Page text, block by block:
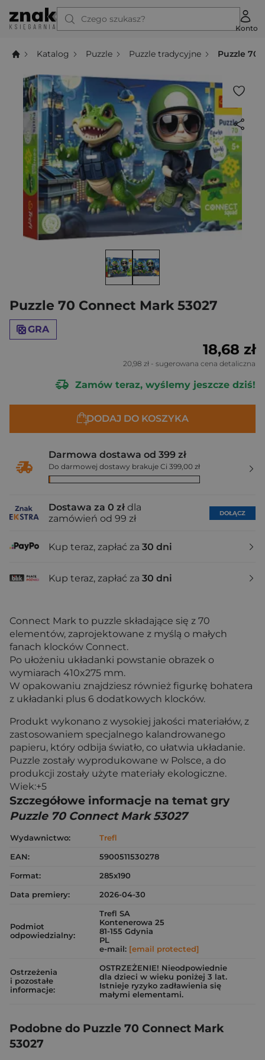
Czego szukasz?
Konto
Katalog Puzzle Puzzle tradycyjne Puzzle 70
Puzzle 70 Connect Mark 53027
GRA
18,68 zł
20,98 zł - sugerowana cena detaliczna
Zamów teraz, wyślemy jeszcze dziś!
DODAJ DO KOSZYKA
Darmowa dostawa od 399 zł
Do darmowej dostawy brakuje Ci 399,00 zł
Dostawa za 0 zł dla
zamówień od 99 zł
DOŁĄCZ
Kup teraz, zapłać za 30 dni
Kup teraz, zapłać za 30 dni
Connect Mark to puzzle składające się z 70
elementów, zaprojektowane z myślą o małych
fanach klocków Connect.
Po ułożeniu układanki powstanie obrazek o
wymiarach 410x275 mm.
W opakowaniu znajdziesz również figurkę bohatera
z układanki plus 6 dodatkowych klocków.
Produkt wykonano z wysokiej jakości materiałów, z
zastosowaniem specjalnego kalandrowanego
papieru, który odbija światło, co ułatwia układanie.
Puzzle zostały wyprodukowane w Polsce, a do
produkcji zostały użyte materiały ekologiczne.
Wiek:+5
Szczegółowe informacje na temat gry
Puzzle 70 Connect Mark 53027
Wydawnictwo:
Trefl
EAN:
5900511530278
Format:
285x190
Data premiery:
2026-04-30
Podmiot
odpowiedzialny:
Trefl SA
Kontenerowa 25
81-155 Gdynia
PL
e-mail: [email protected]
Ostrzeżenia
i pozostałe
informacje:
OSTRZEŻENIE! Nieodpowiednie
dla dzieci w wieku poniżej 3 lat.
Istnieje ryzyko zadławienia się
małymi elementami.
Podobne do Puzzle 70 Connect Mark
53027